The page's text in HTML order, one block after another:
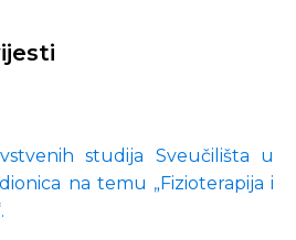
studija Sveučilišta u
na temu „Fizioterapija i